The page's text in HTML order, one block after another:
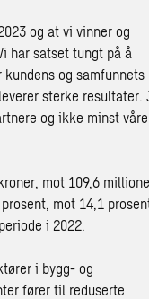
og at vi vinner og
har satset tungt på å
og samfunnets
sterke resultater.
og ikke minst våre
mot 109,6
mot 14,1
i 2022.
i bygg- og
fører til reduserte